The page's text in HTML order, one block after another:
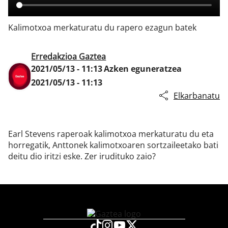
Kalimotxoa merkaturatu du rapero ezagun batek
Erredakzioa Gaztea
2021/05/13 - 11:13Azken eguneratzea
2021/05/13 - 11:13
Elkarbanatu
Earl Stevens raperoak kalimotxoa merkaturatu du eta
horregatik, Anttonek kalimotxoaren sortzaileetako bati
deitu dio iritzi eske. Zer irudituko zaio?